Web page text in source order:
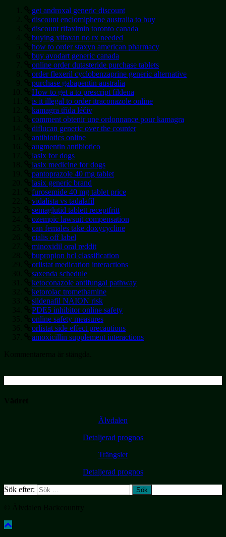
get androxal generic discount
discount enclomiphene australia to buy
discount rifaximin toronto canada
buying xifaxan no rx needed
how to order staxyn american pharmacy
buy avodart generic canada
online order dutasteride purchase tablets
order flexeril cyclobenzaprine generic alternative
purchase gabapentin australia
How to get a to prescript fildena
is it illegal to order itraconazole online
kamagra třída léčiv
comment obtenir une ordonnance pour kamagra
diflucan generic over the counter
antibiotics online
augmentin antibiotico
lasix for dogs
lasix medicine for dogs
pantoprazole 40 mg tablet
lasix generic brand
furosemide 40 mg tablet price
vidalista vs tadalafil
semaglutid tablett receptfritt
ozempic lawsuit compensation
can females take doxycycline
cialis off label
minoxidil oral reddit
bupropion hcl classification
orlistat medication interactions
saxenda schedule
ketoconazole antifungal pathway
ketorolac tromethamine
sildenafil NAION risk
PDE5 inhibitor online safety
online safety measures
orlistat side effect precautions
amoxicillin supplement interactions
Älvdalen
Detaljerad prognos
Trängslet
Detaljerad prognos
Sök efter: